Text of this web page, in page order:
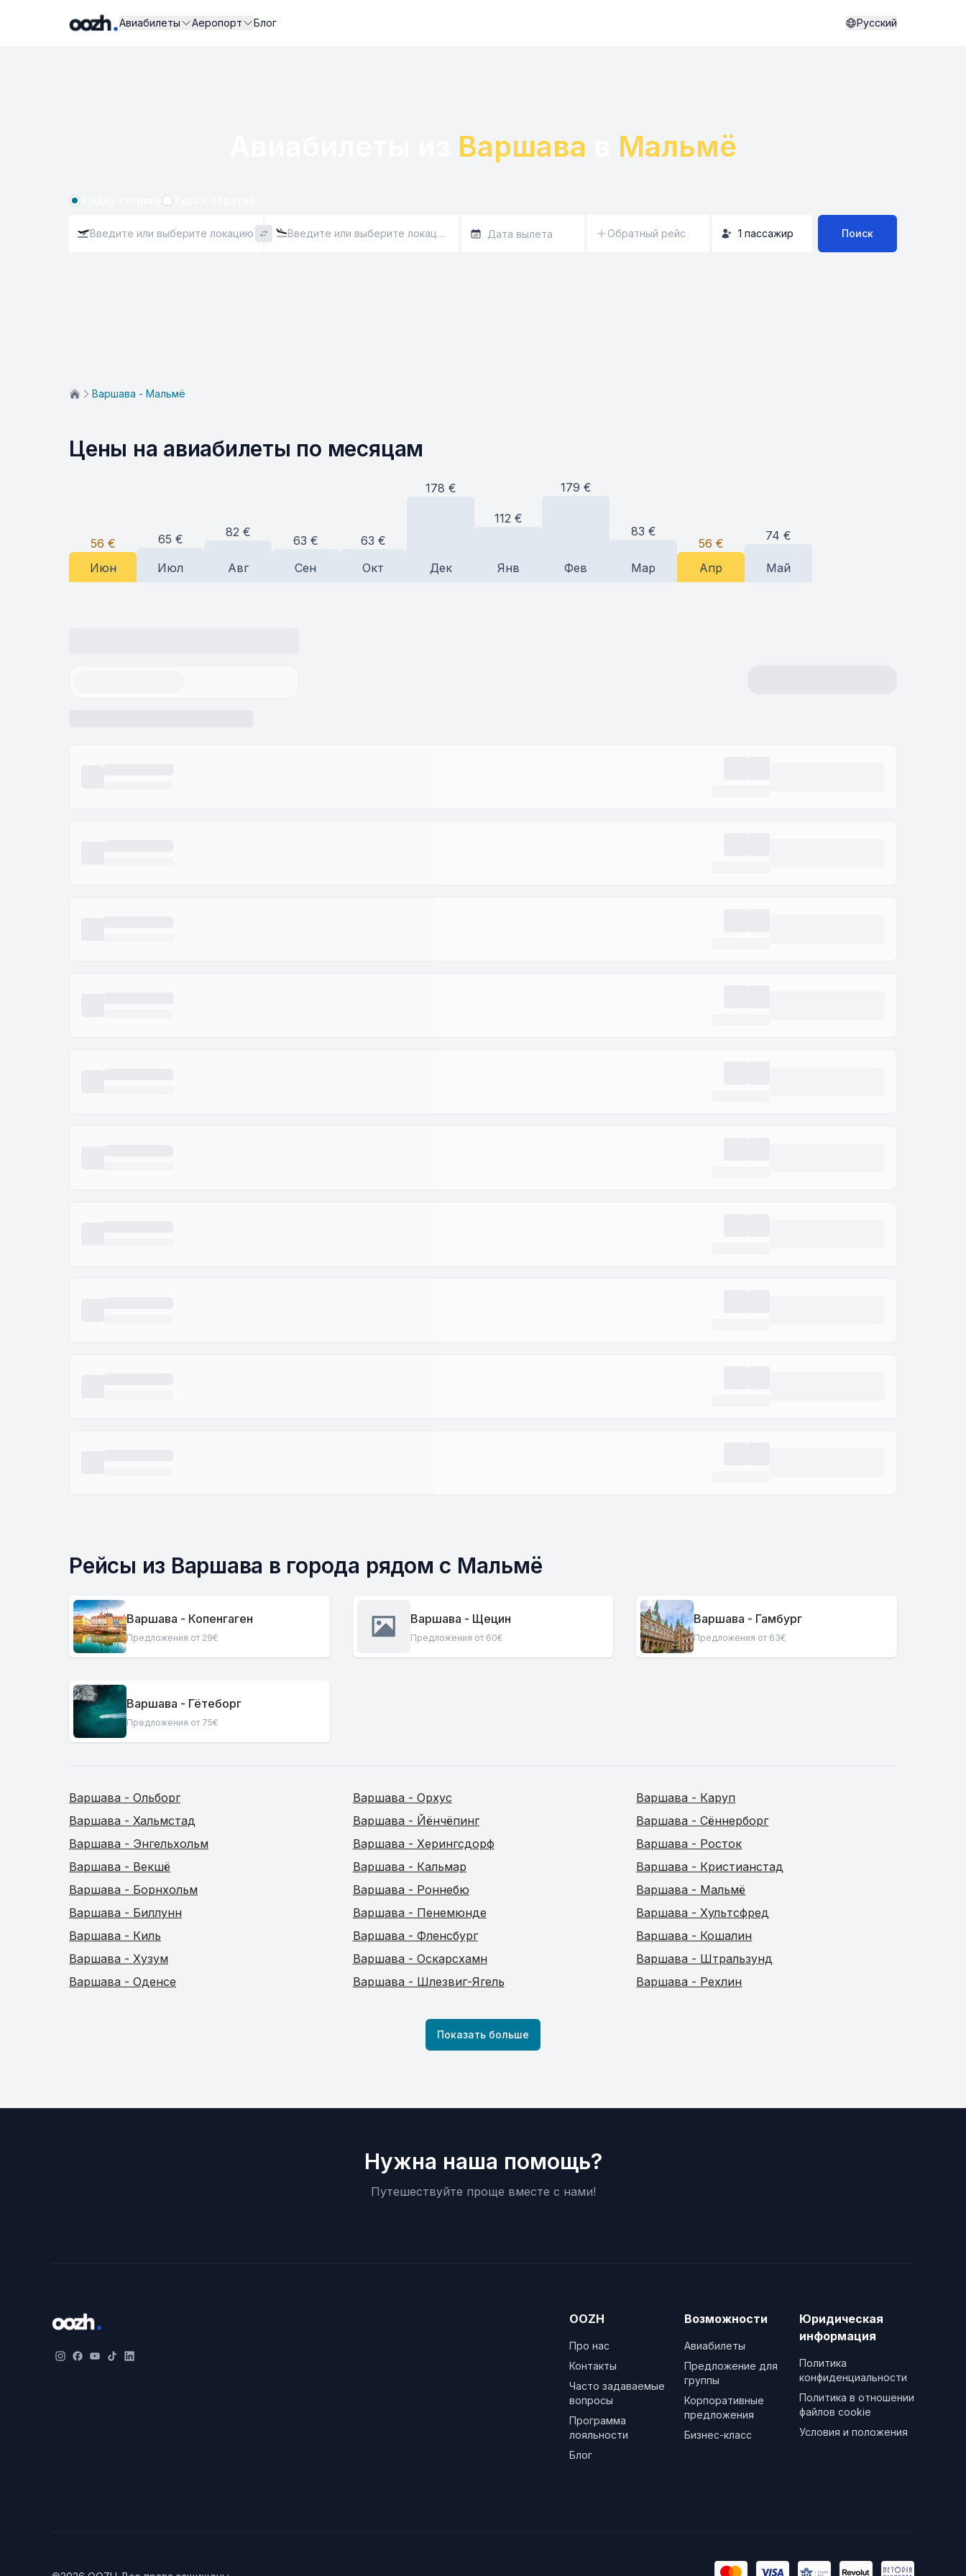
Авиабилеты Аеропорт Блог Русский
Варшава Мальмё
Обратный рейс 1 пассажир Поиск
Варшава - Мальмё
Цены на авиабилеты по месяцам
56 €
Июн
65 €
Июл
82 €
Авг
63 €
Сен
63 €
Окт
178 €
Дек
112 €
Янв
179 €
Фев
83 €
Мар
56 €
Апр
74 €
Май
Рейсы из Варшава в города рядом с Мальмё
Варшава - Копенгаген
Предложения от 29€
Варшава - Щецин
Предложения от 60€
Варшава - Гамбург
Предложения от 63€
Варшава - Гётеборг
Предложения от 75€
Варшава - Ольборг Варшава - Орхус
Варшава - Каруп
Варшава - Хальмстад
Варшава - Йёнчёпинг
Варшава - Сённерборг
Варшава - Энгельхольм
Варшава - Херингсдорф
Варшава - Росток
Варшава - Векшё
Варшава - Кальмар
Варшава - Кристианстад
Варшава - Борнхольм
Варшава - Роннебю
Варшава - Мальмё
Варшава - Биллунн
Варшава - Пенемюнде
Варшава - Хультсфред
Варшава - Киль
Варшава - Фленсбург
Варшава - Кошалин
Варшава - Хузум
Варшава - Оскарсхамн
Варшава - Штральзунд
Варшава - Оденсе
Варшава - Шлезвиг-Ягель Варшава - Рехлин
Показать больше
Нужна наша помощь?
Путешествуйте проще вместе с нами!
OOZH
Про нас
Контакты
Часто задаваемые
вопросы
Программа
лояльности
Блог
Возможности
Авиабилеты
Предложение для
группы
Корпоративные
предложения
Бизнес-класс
Юридическая
информация
Политика
конфиденциальности
Политика в отношении
файлов cookie
Условия и положения